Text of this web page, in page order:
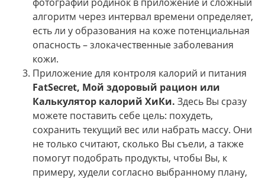
алгоритм через интервал времени определяет,
есть ли у образования на коже потенциальная
опасность – злокачественные заболевания
кожи.
Приложение для контроля калорий и питания
FatSecret, Мой здоровый рацион или
Калькулятор калорий ХиКи. Здесь Вы сразу
можете поставить себе цель: похудеть,
сохранить текущий вес или набрать массу. Они
не только считают, сколько Вы съели, а также
помогут подобрать продукты, чтобы Вы, к
примеру, худели согласно выбранному плану,